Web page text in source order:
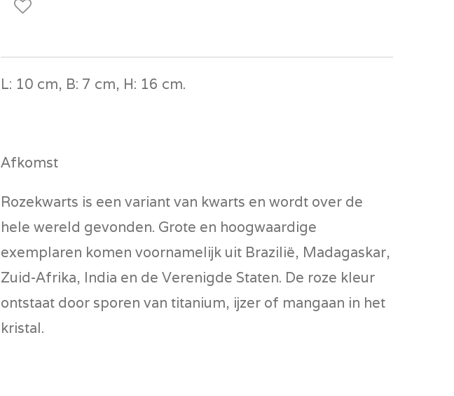
L: 10 cm, B: 7 cm, H: 16 cm.
Afkomst
Rozekwarts is een variant van kwarts en wordt over de
hele wereld gevonden. Grote en hoogwaardige
exemplaren komen voornamelijk uit Brazilië, Madagaskar,
Zuid-Afrika, India en de Verenigde Staten. De roze kleur
ontstaat door sporen van titanium, ijzer of mangaan in het
kristal.